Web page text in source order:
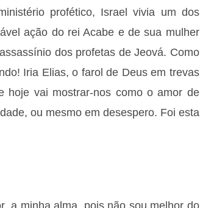
profético, Israel vivia um dos
ação do rei Acabe e de sua mulher
dos profetas de Jeová. Como
Iria Elias, o farol de Deus em trevas
hoje vai mostrar-nos como o amor de
ou mesmo em desespero. Foi esta